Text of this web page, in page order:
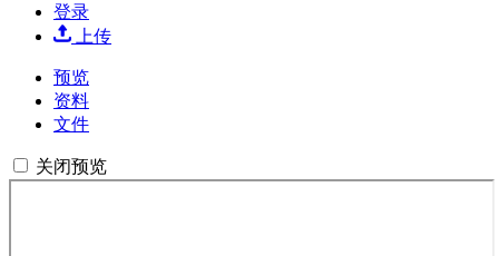
登录
上传
预览
资料
文件
关闭预览